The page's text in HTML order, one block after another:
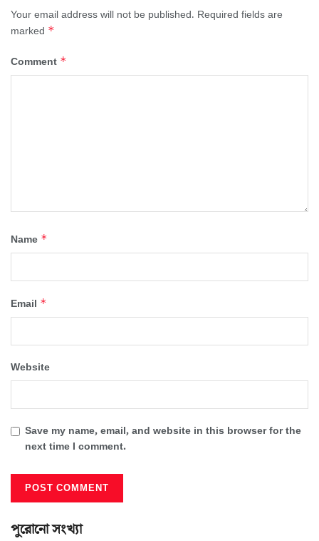
Your email address will not be published. Required fields are
marked *
Comment *
Name *
Email *
Website
Save my name, email, and website in this browser for the
next time I comment.
পুরোনো সংখ্যা